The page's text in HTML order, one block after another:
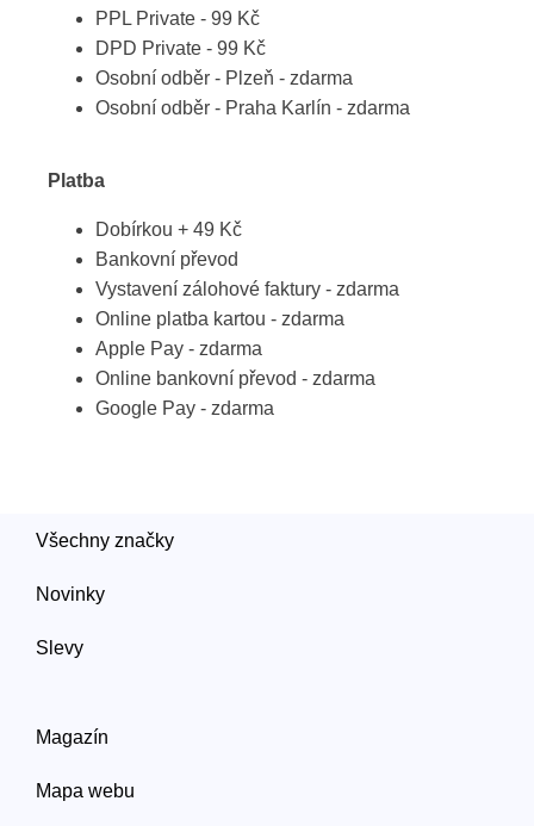
PPL Private - 99 Kč
DPD Private - 99 Kč
Osobní odběr - Plzeň - zdarma
Osobní odběr - Praha Karlín - zdarma
Platba
Dobírkou + 49 Kč
Bankovní převod
Vystavení zálohové faktury - zdarma
Online platba kartou - zdarma
Apple Pay - zdarma
Online bankovní převod - zdarma
Google Pay - zdarma
Všechny značky
Novinky
Slevy
Magazín
Mapa webu